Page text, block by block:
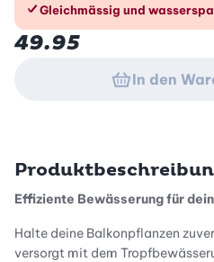
Gleichmässig und
49.95
In den
Effiziente Bewässerung für
Halte deine Balkonpflanzen
versorgt mit dem